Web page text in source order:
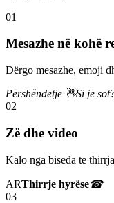
01
Mesazhe në kohë
Dërgo mesazhe, emoji
Përshëndetje 👋Si je
02
Zë dhe video
Kalo nga biseda te
ARThirrje hyrëse☎
03